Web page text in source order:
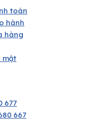
toán
hành
hàng
mật
677
667